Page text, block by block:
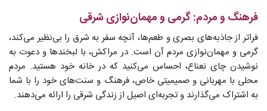
فرهنگ و مردم: گرمی و مهمان‌نوازی شرقی
فراتر از جاذبه‌های بصری و طعم‌ها، آنچه سفر به شرق را بی‌نظیر می‌کند،
گرمی و مهمان‌نوازی مردم آن است. در مراکش، با لبخندها و دعوت به
نوشیدن چای نعناع، احساس می‌کنید که در خانه خود هستید. مردم
محلی با مهربانی و صمیمیتی خاص، فرهنگ و سنت‌های خود را با شما
به اشتراک می‌گذارند و تجربه‌ای اصیل از زندگی شرقی را ارائه می‌دهند.